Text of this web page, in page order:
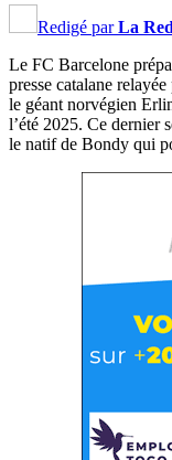
Redigé parLa
Le FC Barcelone
presse catalane
le géant norvégien
l’été 2025. Ce dernier
le natif de Bondy qui